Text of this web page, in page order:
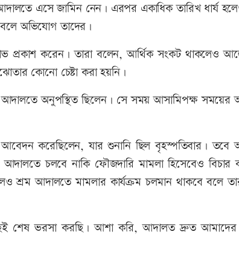
এসে জামিন নেন। এরপর একাধিক তারিখ ধার্য
অভিযোগ তাদের।
প্রকাশ করেন। তারা বলেন, আর্থিক সংকট থাকলেও
কোনো চেষ্টা করা হয়নি।
আদালতে অনুপস্থিত ছিলেন। সে সময় আসামিপক্ষ সময়ের
করেছিলেন, যার শুনানি ছিল বৃহস্পতিবার। তবে
চলবে নাকি ফৌজদারি মামলা হিসেবেও বিচার
শ্রম আদালতে মামলার কার্যক্রম চলমান থাকবে বলে
শেষ ভরসা করছি। আশা করি, আদালত দ্রুত আমাদের